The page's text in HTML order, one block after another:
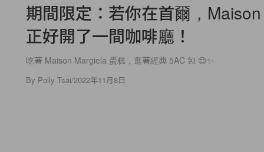
期間限定：若你在首爾，
正好開了一間咖啡廳！
吃著 Maison Margiela 蛋糕，逛著經典 5AC 包 😍✨
By Polly Tsai/2022年11月8日